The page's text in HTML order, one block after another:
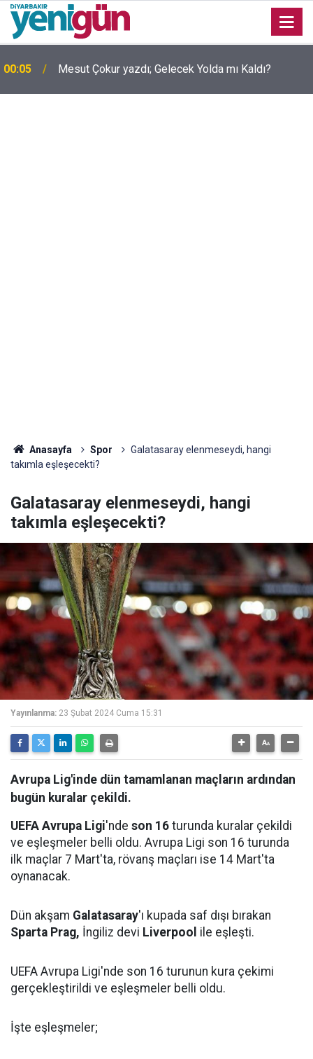
00:05 Mesut Çokur yazdı; Gelecek Yolda mı Kaldı?
Anasayfa Spor
Galatasaray elenmeseydi, hangi
takımla eşleşecekti?
Galatasaray elenmeseydi, hangi
takımla eşleşecekti?
Yayınlanma: 23 Şubat 2024 Cuma 15:31
Avrupa Lig'inde dün tamamlanan maçların ardından
bugün kuralar çekildi.
UEFA Avrupa Ligi'nde son 16 turunda kuralar çekildi
ve eşleşmeler belli oldu. Avrupa Ligi son 16 turunda
ilk maçlar 7 Mart'ta, rövanş maçları ise 14 Mart'ta
oynanacak.
Dün akşam Galatasaray'ı kupada saf dışı bırakan
Sparta Prag, İngiliz devi Liverpool ile eşleşti.
UEFA Avrupa Ligi'nde son 16 turunun kura çekimi
gerçekleştirildi ve eşleşmeler belli oldu.
İşte eşleşmeler;